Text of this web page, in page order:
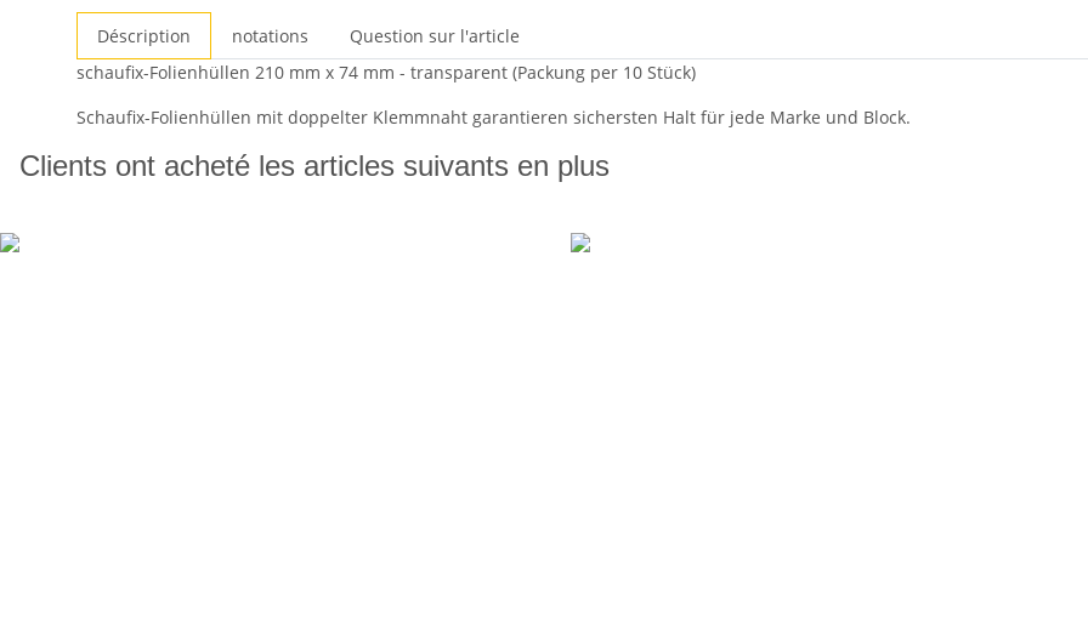
Déscription notations
Question sur l'article
schaufix-Folienhüllen 210 mm x 74 mm - transparent (Packung per 10 Stück)
Schaufix-Folienhüllen mit doppelter Klemmnaht garantieren sichersten Halt für jede Marke und Block.
Clients ont acheté les articles suivants en plus